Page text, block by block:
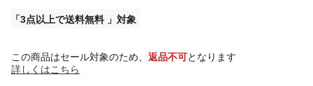
3点以上で送料無料
この商品はセール対象のため、 返品不可となります
詳しくはこちら